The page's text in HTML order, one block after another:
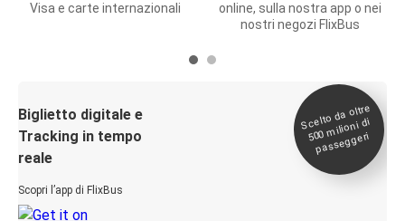
Visa e carte internazionali
online, sulla nostra app o nei
nostri negozi FlixBus
Biglietto digitale e
Tracking in tempo
reale
Scopri l’app di FlixBus
Scelto da oltre
500
milioni di
passeggeri